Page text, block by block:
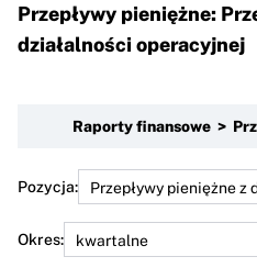
Przepływy pieniężne:
działalności operacyjnej
Raporty finansowe >
Pozycja:
Okres: